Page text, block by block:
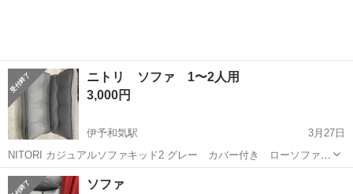
ニトリ ソファ 1〜2人用
3,000円
伊予和気駅
3月27日
NITORI カジュアルソファキッド2 グレー カバー付き ローソファ
ー ソファベッド ニトリ カジュアルソファキッド2 リクライニング付
きで車中泊にも使えます！ 一人暮らしに丁度良いです♪ 特に目立った
愛媛 松山市
ソファ